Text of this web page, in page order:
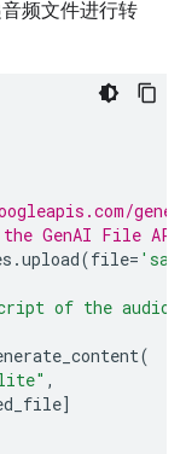
频文件进行转
GenAI File API
.upload(file=
of the
(
,
]